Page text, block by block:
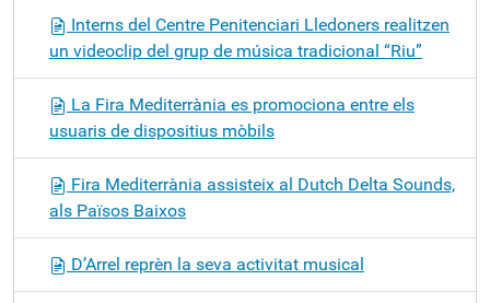
Interns del Centre Penitenciari Lledoners realitzen
un videoclip del grup de música tradicional “Riu”
La Fira Mediterrània es promociona entre els
usuaris de dispositius mòbils
Fira Mediterrània assisteix al Dutch Delta Sounds,
als Països Baixos
D’Arrel reprèn la seva activitat musical